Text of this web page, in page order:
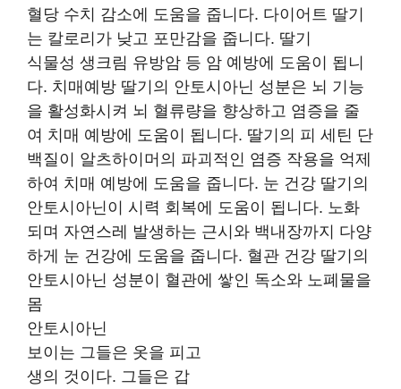
혈당 수치 감소에 도움을 줍니다. 다이어트 딸기
는 칼로리가 낮고 포만감을 줍니다. 딸기
식물성 생크림 유방암 등 암 예방에 도움이 됩니
다. 치매예방 딸기의 안토시아닌 성분은 뇌 기능
을 활성화시켜 뇌 혈류량을 향상하고 염증을 줄
여 치매 예방에 도움이 됩니다. 딸기의 피 세틴 단
백질이 알츠하이머의 파괴적인 염증 작용을 억제
하여 치매 예방에 도움을 줍니다. 눈 건강 딸기의
안토시아닌이 시력 회복에 도움이 됩니다. 노화
되며 자연스레 발생하는 근시와 백내장까지 다양
하게 눈 건강에 도움을 줍니다. 혈관 건강 딸기의
안토시아닌 성분이 혈관에 쌓인 독소와 노폐물을
몸
안토시아닌
보이는 그들은 옷을 피고
생의 것이다. 그들은 갑